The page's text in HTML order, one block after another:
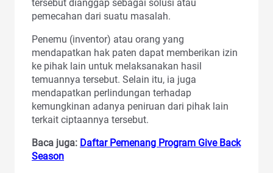
tersebut dianggap sebagai solusi atau
pemecahan dari suatu masalah.
Penemu (inventor) atau orang yang
mendapatkan hak paten dapat memberikan izin
ke pihak lain untuk melaksanakan hasil
temuannya tersebut. Selain itu, ia juga
mendapatkan perlindungan terhadap
kemungkinan adanya peniruan dari pihak lain
terkait ciptaannya tersebut.
Baca juga: Daftar Pemenang Program Give Back
Season